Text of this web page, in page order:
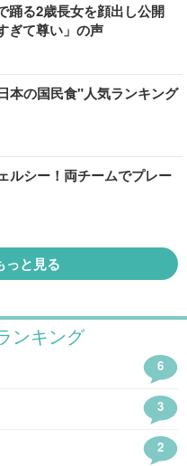
踊る2歳長女を顔出し公開
ぎて尊い」の声
本の国民食"人気ランキング
ルシー！両チームでプレー
っと見る